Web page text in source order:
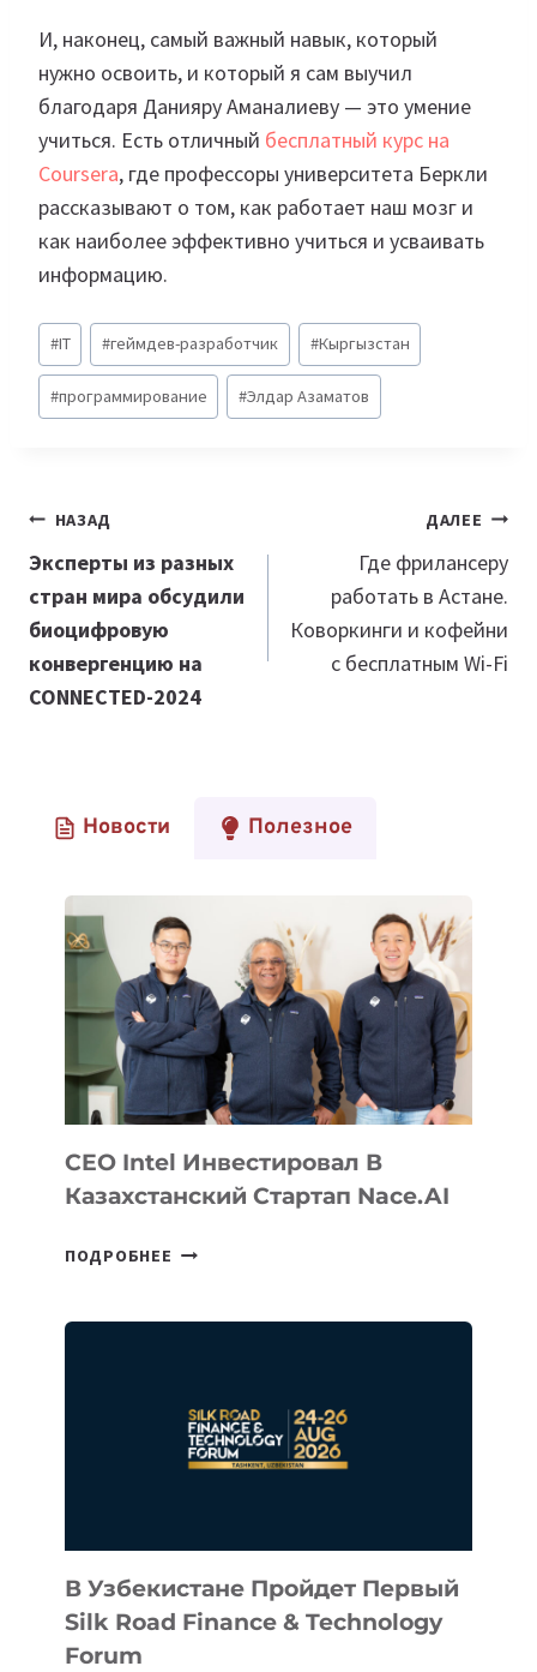
И, наконец, самый важный навык, который
нужно освоить, и который я сам выучил
благодаря Данияру Аманалиеву — это умение
учиться. Есть отличный бесплатный курс на
Coursera, где профессоры университета Беркли
рассказывают о том, как работает наш мозг и
как наиболее эффективно учиться и усваивать
информацию.
Метки
записи:
#IT #геймдев-разработчик #Кыргызстан
#программирование #Элдар Азаматов
Навигация
по
записям
НАЗАД
Эксперты из разных
стран мира обсудили
биоцифровую
конвергенцию на
CONNECTED-2024
ДАЛЕЕ
Где фрилансеру
работать в Астане.
Коворкинги и кофейни
с бесплатным Wi-Fi
Новости Полезное
CEO Intel Инвестировал В
Казахстанский Стартап Nace.AI
ПОДРОБНЕЕ CEO
NACE.AI
В Узбекистане Пройдет Первый
Silk Road Finance & Technology
Forum